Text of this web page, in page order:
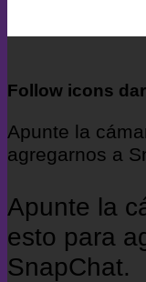
Follow icons
Apunte la
agregarnos a
Apunte la
esto para
SnapChat.